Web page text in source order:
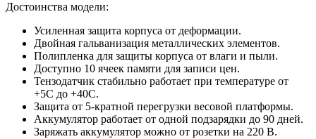
Достоинства модели:
Усиленная защита корпуса от деформации.
Двойная гальванизация металлических элементов.
Полипленка для защиты корпуса от влаги и пыли.
Доступно 10 ячеек памяти для записи цен.
Тензодатчик стабильно работает при температуре от
+5С до +40С.
Защита от 5-кратной перегрузки весовой платформы.
Аккумулятор работает от одной подзарядки до 90 дней.
Заряжать аккумулятор можно от розетки на 220 В.